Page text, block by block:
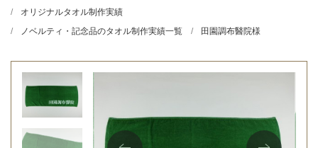
オリジナルタオル制作実績
ノベルティ・記念品のタオル制作実績一覧
田園調布醫院様